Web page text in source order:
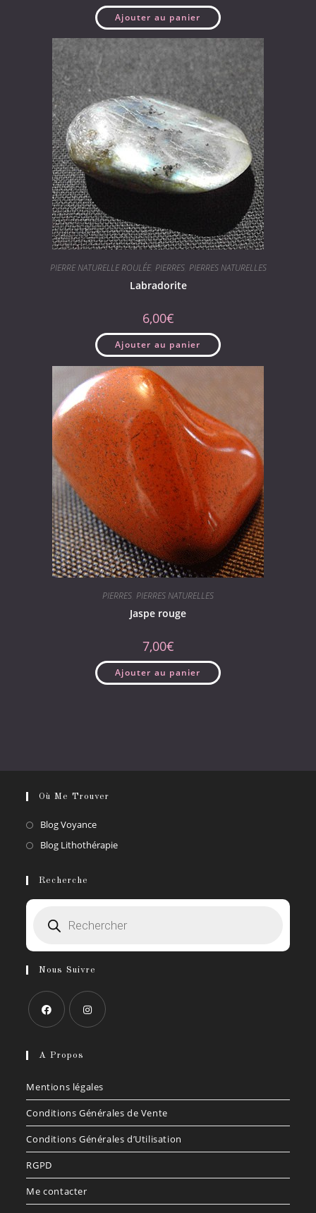
Ajouter au panier
PIERRE NATURELLE ROULÉE, PIERRES, PIERRES NATURELLES
Labradorite
6,00€
Ajouter au panier
PIERRES PIERRES NATURELLES
Jaspe rouge
7,00€
Ajouter au panier
Où Me Trouver
Blog VoyanceS’ouvre
dans
Blog LithothérapieS’ouvre
nouvel
Recherche
produits
Nous Suivre
dans
nouvel
onglet
dans
nouvel
onglet
A Propos
Mentions légales
Conditions Générales de Vente
Conditions Générales d’Utilisation
RGPD
Me contacter